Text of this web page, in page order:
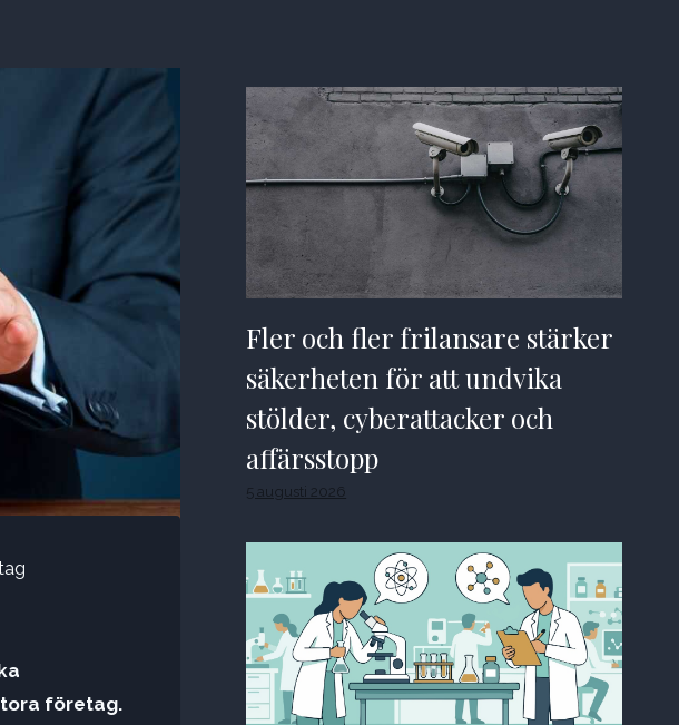
företag.
Fler och fler frilansare stärker
säkerheten för att undvika
stölder, cyberattacker och
affärsstopp
5 augusti 2026